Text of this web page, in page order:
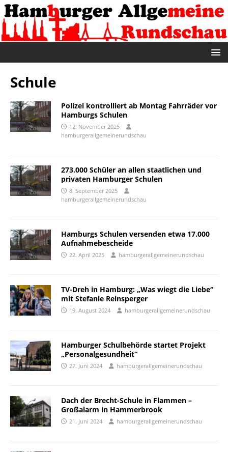
Schule
Polizei kontrolliert ab Montag Fahrräder vor
Hamburgs Schulen
12. November 2025
hamburgerallgemeinerundschau
273.000 Schüler an allen staatlichen und
privaten Hamburger Schulen
8. September 2025
hamburgerallgemeinerundschau
Hamburgs Schulen versenden etwa 17.000
Aufnahmebescheide
22. April 2025 hamburgerallgemeinerundschau
TV-Dreh in Hamburg: „Was wiegt die Liebe“
mit Stefanie Reinsperger
19. August 2024 hamburgerallgemeinerundschau
Hamburger Schulbehörde startet Projekt
„Personalgesundheit“
27. Juni 2024 hamburgerallgemeinerundschau
Dach der Brecht-Schule in Flammen –
Großalarm in Hammerbrook
21. Juni 2024 hamburgerallgemeinerundschau